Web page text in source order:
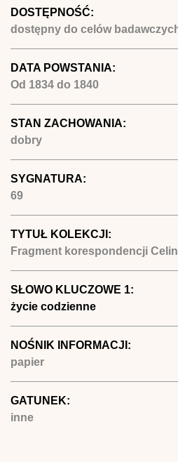
DOSTĘPNOŚĆ:
dostępny do celów
DATA POWSTANIA:
Od 1834 do 1840
STAN ZACHOWANIA:
dobry
SYGNATURA:
69
TYTUŁ KOLEKCJI:
Fragment korespondencji
SŁOWO KLUCZOWE 1:
życie codzienne
NOŚNIK INFORMACJI:
papier
GATUNEK:
inne